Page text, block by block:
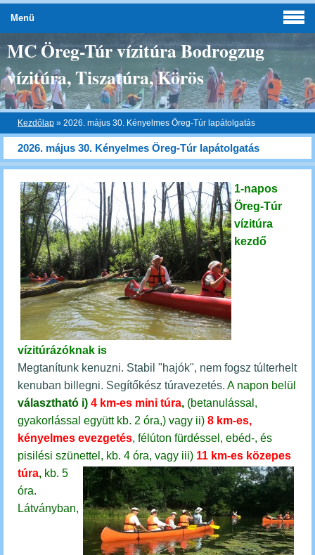
MC Öreg-Túr vízitúra Bodrogzug
vízitúra, Tiszatúra, Körös
Kezdőlap » 2026. május 30. Kényelmes Öreg-Túr lapátolgatás
2026. május 30. Kényelmes Öreg-Túr lapátolgatás
1-napos
Öreg-Túr
vízitúra
kezdő
vízitúrázóknak is
Megtanítunk kenuzni. Stabil "hajók", nem fogsz túlterhelt
kenuban billegni. Segítőkész túravezetés. A napon belül
választható i) 4 km-es mini túra, (betanulással,
gyakorlással együtt kb. 2 óra,) vagy ii) 8 km-es,
kényelmes evezgetés, félúton fürdéssel, ebéd-, és
pisilési szünettel, kb. 4 óra, vagy iii) 11 km-es közepes
túra, kb. 5
óra.
Látványban,
Menü